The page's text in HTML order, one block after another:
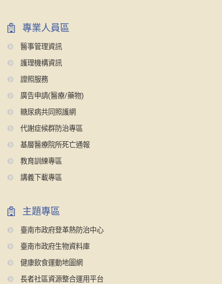
專業人員區
醫事管理資訊
護理機構資訊
證照服務
廣告申請(醫療/藥物)
糖尿病共同照護網
代謝症候群防治專區
基層醫療院所死亡通報
教育訓練專區
講義下載專區
主題專區
臺南市政府登革熱防治中心
臺南市政府生物資料庫
健康飲食運動地圖網
長者社區資源整合運用平台